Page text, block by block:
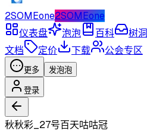
2SOMEone2SOMEone
仪表盘
泡泡 百科 树洞
文档
定价 下载 公会专区
更多 发泡泡
登录
秋秋彩_27号百天咕咕冠